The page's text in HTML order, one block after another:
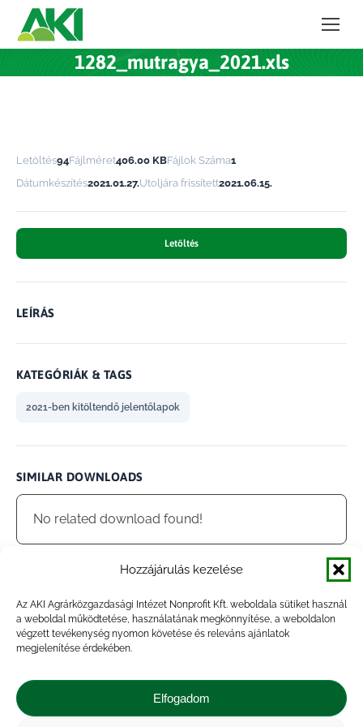
Hozzájárulás kezelése
Az AKI Agrárközgazdasági Intézet Nonprofit Kft. weboldala sütiket használ
a weboldal működtetése, használatának megkönnyítése, a weboldalon
végzett tevékenység nyomon követése és releváns ajánlatok
megjelenítése érdekében.
Elfogadom
1282_mutragya_2021.xls
Letöltés94Fájlméret406.00 KBFájlok Száma1
Dátumkészítés2021.01.27.Utoljára frissített2021.06.15.
Letöltés
LEÍRÁS
KATEGÓRIÁK & TAGS
2021-ben kitöltendő jelentőlapok
SIMILAR DOWNLOADS
No related download found!
admin Updated 2021.06.15.
ShareShareShareShare